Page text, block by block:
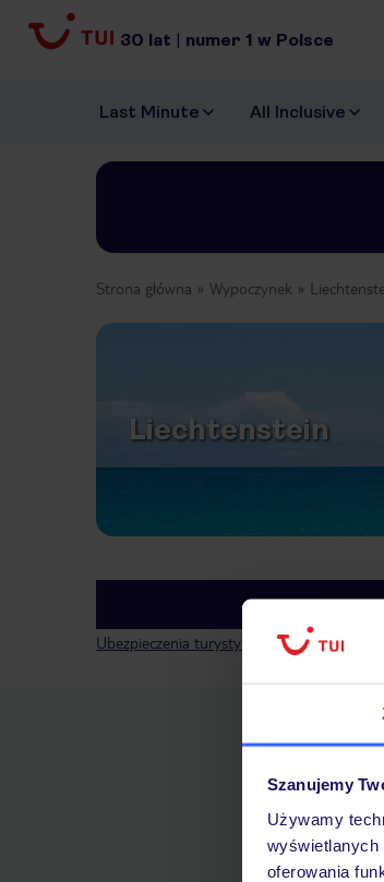
Szanujemy
Używamy
wyświetlanych
oferowania
30 lat | numer 1 w Polsce
Last Minute All Inclusive
Strona główna Wypoczynek
Liechtenstein
Ubezpieczenia turystyczne Liechtenstein -